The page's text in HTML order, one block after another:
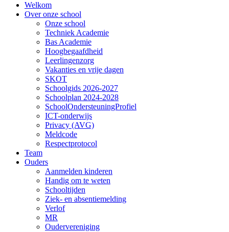
Welkom
Over onze school
Onze school
Techniek Academie
Bas Academie
Hoogbegaafdheid
Leerlingenzorg
Vakanties en vrije dagen
SKOT
Schoolgids 2026-2027
Schoolplan 2024-2028
SchoolOndersteuningProfiel
ICT-onderwijs
Privacy (AVG)
Meldcode
Respectprotocol
Team
Ouders
Aanmelden kinderen
Handig om te weten
Schooltijden
Ziek- en absentiemelding
Verlof
MR
Oudervereniging